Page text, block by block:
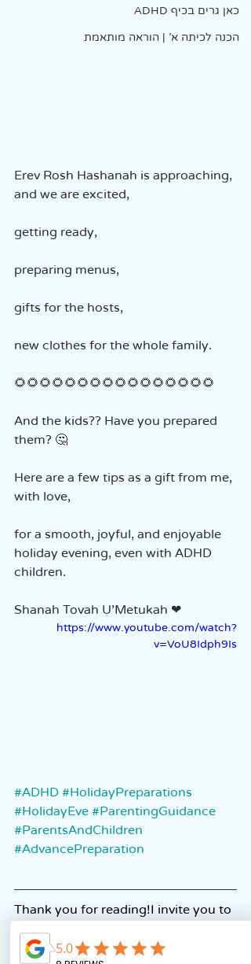
כאן גרים בכיף ADHD
הכנה לכיתה א' | הוראה מותאמת
Erev Rosh Hashanah is approaching,
and we are excited,
getting ready,
preparing menus,
gifts for the hosts,
new clothes for the whole family.
🌻🌻🌻🌻🌻🌻🌻🌻🌻🌻🌻🌻🌻🌻🌻🌻
And the kids?? Have you prepared
them? 🤔
Here are a few tips as a gift from me,
with love,
for a smooth, joyful, and enjoyable
holiday evening, even with ADHD
children.
Shanah Tovah U'Metukah ❤
https://www.youtube.com/watch?
v=VoU8Idph9Is
#ADHD #HolidayPreparations
#HolidayEve #ParentingGuidance
#ParentsAndChildren
#AdvancePreparation
Thank you for reading!I invite you to
community: